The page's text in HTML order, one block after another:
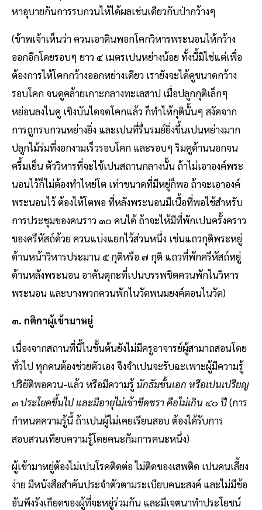
หาอุบายกันการรบกวนไห้ได้ผลเช่นเดียวกับป่ากว้างๆ
(ข้าพเจ้าเห็นว่า ควนเอาดินพอกโคกวิหารพระนอนไห้กว้าง
ออกอีกโดยรอบๆ ยาว ๔ เมตรเปนหย่างน้อย ทั้งนี้มิไช่แต่เพื่อ
ต้องการไห้โคกกว้างออกหย่างเดียว เรายังจะได้คูขนาดกว้าง
รอบโคก จนดูคล้ายเกาะกลางทะเลสาป เมื่อปลูกกุติเล็กๆ
หย่อนลงไนคู เชิงบันไดจดโคกแล้ว ก็ทำไห้กุตินั้นๆ สงัดจาก
การถูกรบกวนหย่างยิ่ง และเปนที่รื่นรมย์ยิ่งขึ้นเปนหย่างมาก
ปลูกไม้ร่มที่งอกงามเร็วรอบโคก และรอบๆ ริมคูด้านนอกจน
ครึ้มเย็น ตัววิหารที่จะไช้เปนสถานกลางนั้น ถ้าไม่เอาองค์พระ
นอนไว้ก็ไม่ต้องทำไหย่โต เท่าขนาดที่มีหยู่ก็พอ ถ้าจะเอาองค์
พระนอนไว้ ต้องไห้โตพอ ที่หลังพระนอนมีเนื้อที่พอไช้สำหรับ
การประชุมของคนราว ๓๐ คนได้ ถ้าจะไห้มีที่พักเปนครั้งคราว
ของครึหัสถ์ด้วย ควนแบ่งแยกไว้ส่วนหนึ่ง เช่นแถวกุติพระหยู่
ด้านหน้าวิหารประมาน ๕ กุติหรือ ๗ กุติ แถวที่พักครึหัสถ์หยู่
ด้านหลังพระนอน อาคันตุกะที่เปนบรรพชิตควนพักไนวิหาร
พระนอน และบางพวกควนพักไนวัดพนมยงค์ตอนไนวัด)
๓. กติกาผู้เข้ามาหยู่
เนื่องจากสถานที่นี้ไนชั้นต้นยังไม่มีครูอาจารย์ผู้สามาถสอนโดย
ทั่วไป ทุกคนต้องช่วยตัวเอง จึงจำเปนจะรับฉะเพาะผู้มีความรู้
ปริยัติพอควน-แล้ว หรือมีความรู้ นักธัมชั้นเอก หรือเปนเปรียญ
๓ ประโยคขึ้นไป และมีอายุไม่เข้าขีดชรา คือไม่เกิน ๔๐ ปี(การ
กำหนดความรู้นี้ ถ้าเปนผู้ไม่เคยเรียนสอบ ต้องได้รับการ
สอบสวนเทียบความรู้โดยคนะกัมการคนะหนึ่ง)
ผู้เข้ามาหยู่ต้องไม่เปนโรคติดต่อ ไม่ติดของเสพติด เปนคนเลี้ยง
ง่าย มีหนังสือสำคันประจำตัวตามระเบียบคนะสงค์ และไม่มีข้อ
อันพึงรังเกียดของผู้ที่จะหยู่ร่วมกัน และมีเจตนาทำประโยชน์